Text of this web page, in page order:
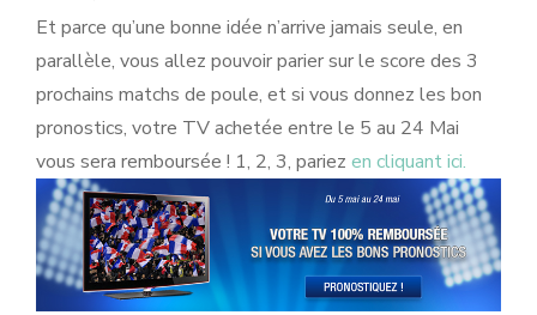
Et parce qu’une bonne idée n’arrive jamais seule, en
parallèle, vous allez pouvoir parier sur le score des 3
prochains matchs de poule, et si vous donnez les bon
pronostics, votre TV achetée entre le 5 au 24 Mai
vous sera remboursée ! 1, 2, 3, pariez en cliquant ici.